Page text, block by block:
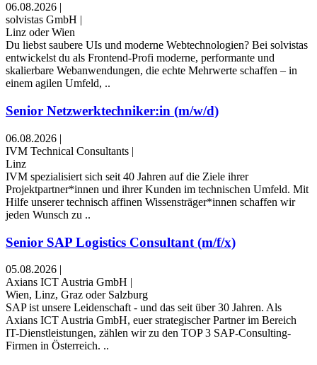
06.08.2026 |
solvistas GmbH |
Linz oder Wien
Du liebst saubere UIs und moderne Webtechnologien? Bei solvistas
entwickelst du als Frontend-Profi moderne, performante und
skalierbare Webanwendungen, die echte Mehrwerte schaffen – in
einem agilen Umfeld, ..
Senior Netzwerktechniker:in (m/w/d)
06.08.2026 |
IVM Technical Consultants |
Linz
IVM spezialisiert sich seit 40 Jahren auf die Ziele ihrer
Projektpartner*innen und ihrer Kunden im technischen Umfeld. Mit
Hilfe unserer technisch affinen Wissensträger*innen schaffen wir
jeden Wunsch zu ..
Senior SAP Logistics Consultant (m/f/x)
05.08.2026 |
Axians ICT Austria GmbH |
Wien, Linz, Graz oder Salzburg
SAP ist unsere Leidenschaft - und das seit über 30 Jahren. Als
Axians ICT Austria GmbH, euer strategischer Partner im Bereich
IT-Dienstleistungen, zählen wir zu den TOP 3 SAP-Consulting-
Firmen in Österreich. ..